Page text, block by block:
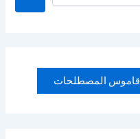
قاموس المصطلحات